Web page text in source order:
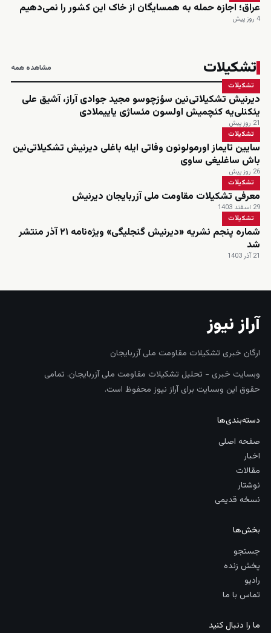
عراق؛ اجازه حمله به همسایگان از خاک این کشور را نمی‌دهیم
4 روز پیش
تشکیلات مشاهده همه
تشکیلات
دیرنیش تشکیلاتی‌نین سؤزچوسو مجید جوادی آراز، آشیق علی
یئکنلی‌یه کئچمیش اولسون مئساژی یاییملادی
21 روز پیش
تشکیلات
سایین تایماز اورمولونون وفاتی ایله باغلی دیرنیش تشکیلاتی‌نین
باش ساغلیغی ساوی
26 روز پیش
تشکیلات
معرفی تشکیلات مقاومت ملی آزربایجان دیرنیش
29 اسفند 1403
تشکیلات
شماره پنجم نشریه «دیرنیش گنجلیگی» ویژه‌نامه ۲۱ آذر منتشر
شد
21 آذر 1403
آراز نیوز
ارگان خبری تشکیلات مقاومت ملی آزربایجان
وبسایت خبری - تحلیل تشکیلات مقاومت ملی آزربایجان. تمامی
حقوق این وبسایت برای آراز نیوز محفوظ است.
دسته‌بندی‌ها
صفحه اصلی
اخبار
مقالات
نوشتار
نسخه قدیمی
بخش‌ها
جستجو
پخش زنده
رادیو
تماس با ما
ما را دنبال کنید